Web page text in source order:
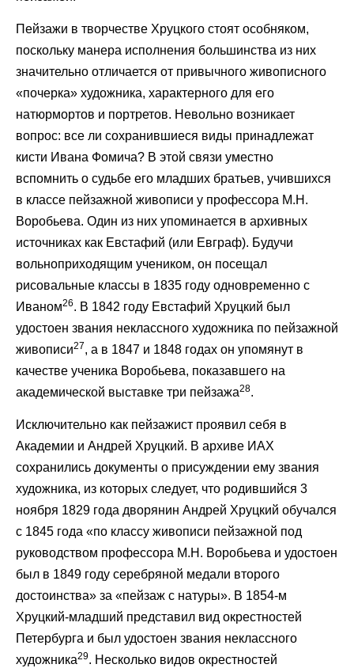
Пейзажи в творчестве Хруцкого стоят особняком,
поскольку манера исполнения большинства из них
значительно отличается от привычного живописного
«почерка» художника, характерного для его
натюрмортов и портретов. Невольно возникает
вопрос: все ли сохранившиеся виды принадлежат
кисти Ивана Фомича? В этой связи уместно
вспомнить о судьбе его младших братьев, учившихся
в классе пейзажной живописи у профессора М.Н.
Воробьева. Один из них упоминается в архивных
источниках как Евстафий (или Евграф). Будучи
вольноприходящим учеником, он посещал
рисовальные классы в 1835 году одновременно с
Иваном26. В 1842 году Евстафий Хруцкий был
удостоен звания неклассного художника по пейзажной
живописи27, а в 1847 и 1848 годах он упомянут в
качестве ученика Воробьева, показавшего на
академической выставке три пейзажа28.
Исключительно как пейзажист проявил себя в
Академии и Андрей Хруцкий. В архиве ИАХ
сохранились документы о присуждении ему звания
художника, из которых следует, что родившийся 3
ноября 1829 года дворянин Андрей Хруцкий обучался
с 1845 года «по классу живописи пейзажной под
руководством профессора М.Н. Воробьева и удостоен
был в 1849 году серебряной медали второго
достоинства» за «пейзаж с натуры». В 1854-м
Хруцкий-младший представил вид окрестностей
Петербурга и был удостоен звания неклассного
художника29. Несколько видов окрестностей